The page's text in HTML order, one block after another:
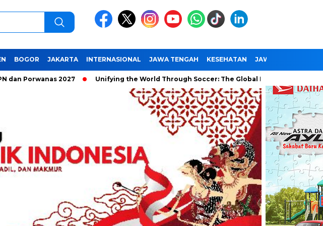
BOGOR JAKARTA INTERNASIONAL JAWA TENGAH KESEHATAN JAWA TIMUR
2027 Unifying the World Through Soccer: The Global Impact of the World Cup